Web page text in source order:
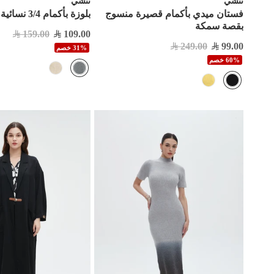
فستان ميدي بأكمام قصيرة منسوج
بقصة سمكة
99.00
249.00
60% خصم
بلوزة بأكمام 3/4 نسائية مشجرة
109.00
159.00
31% خصم